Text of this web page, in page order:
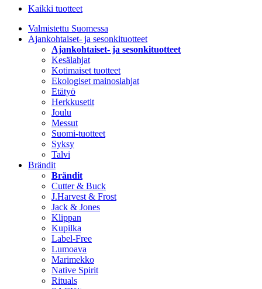
Kaikki tuotteet
Valmistettu Suomessa
Ajankohtaiset- ja sesonkituotteet
Ajankohtaiset- ja sesonkituotteet
Kesälahjat
Kotimaiset tuotteet
Ekologiset mainoslahjat
Etätyö
Herkkusetit
Joulu
Messut
Suomi-tuotteet
Syksy
Talvi
Brändit
Brändit
Cutter & Buck
J.Harvest & Frost
Jack & Jones
Klippan
Kupilka
Label-Free
Lumoava
Marimekko
Native Spirit
Rituals